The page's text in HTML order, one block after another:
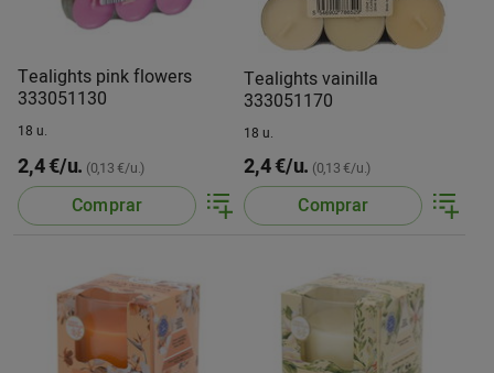
Tealights pink flowers
333051130
18 u.
2,4 €/u. (0,13 €/u.)
Comprar
Tealights vainilla
333051170
18 u.
2,4 €/u. (0,13 €/u.)
Comprar